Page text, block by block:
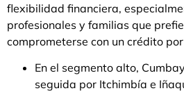
flexibilidad financiera,
profesionales y familias que
comprometerse con un crédito
En el segmento alto,
seguida por Itchimbía e